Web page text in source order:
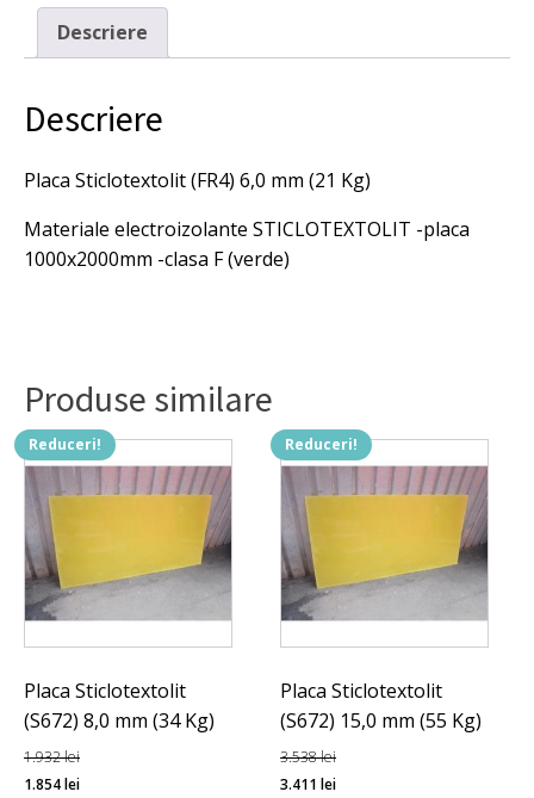
Descriere
Descriere
Placa Sticlotextolit (FR4) 6,0 mm (21 Kg)
Materiale electroizolante STICLOTEXTOLIT -placa
1000x2000mm -clasa F (verde)
Produse similare
Reduceri!
Placa Sticlotextolit
(S672) 8,0 mm (34 Kg)
1.932lei
Prețul
1.854leiPrețul
Reduceri!
Placa Sticlotextolit
(S672) 15,0 mm (55 Kg)
3.538lei
Prețul
3.411leiPrețul